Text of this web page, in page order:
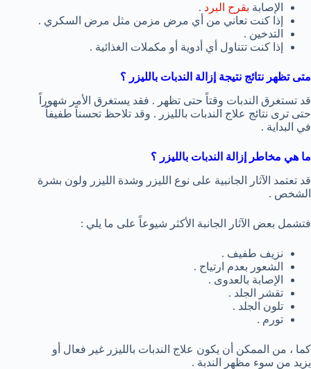
الإصابة بقرح البرد .
إذا كنت تعاني من أي مرض مزمن مثل مرض السكري .
التدخين .
إذا كنت تتناول أي أدوية أو مكملات الغذائية .
متى تظهر نتائج نتيجة إزالة الندبات بالليزر ؟
قد تستغرق الندبات وقتاً حتى تظهر . فقد يستغرق الأمر شهوراً
حتى ترى نتائج علاج الندبات بالليزر . وقد تلاحظ تحسناً طفيفاً
في البداية .
ما هي مخاطر إزالة الندبات بالليزر ؟
قد تعتمد الآثار الجانبية على نوع الليزر وشدة الليزر ولون بشرة
الشخص .
فتشمل بعض الآثار الجانبة الأكثر شيوعاً على ما يلي :
نزيف طفيف .
الشعور بعدم ارتياح .
الإصابة بالعدوى .
تقشر الجلد .
تلون الجلد .
تورم .
كما ، من الممكن أن يكون علاج الندبات بالليزر غير فعال أو
يزيد من سوء مظهر الندبة .